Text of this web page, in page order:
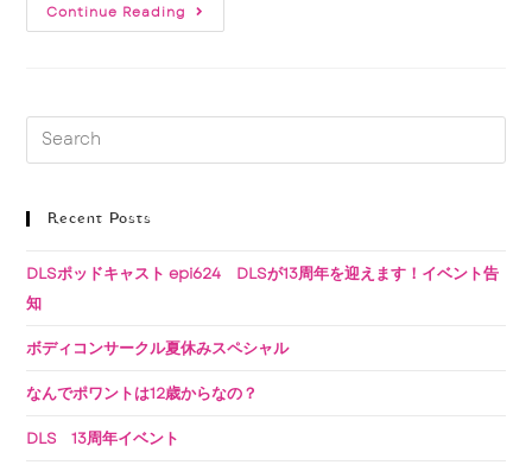
Continue Reading
Recent Posts
DLSポッドキャスト epi624 DLSが13周年を迎えます！イベント告
知
ボディコンサークル夏休みスペシャル
なんでポワントは12歳からなの？
DLS 13周年イベント